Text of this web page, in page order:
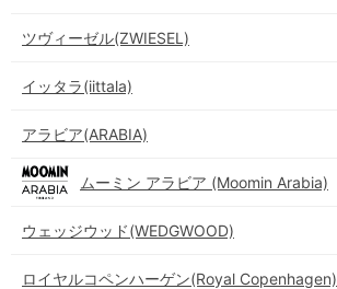
ツヴィーゼル(ZWIESEL)
イッタラ(iittala)
アラビア(ARABIA)
ムーミン アラビア (Moomin Arabia)
ウェッジウッド(WEDGWOOD)
ロイヤルコペンハーゲン(Royal Copenhagen)